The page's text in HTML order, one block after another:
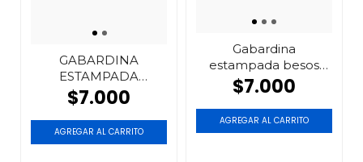
GABARDINA
ESTAMPADA
ANIMAL PRINT
BAMBI
$7.000
Gabardina
estampada besos
azul
$7.000
AGREGAR AL CARRITO